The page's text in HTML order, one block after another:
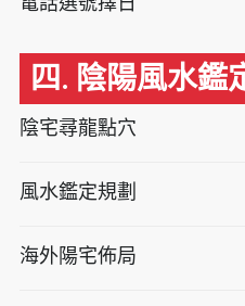
四. 陰陽風水鑑
陰宅尋龍點穴
風水鑑定規劃
海外陽宅佈局